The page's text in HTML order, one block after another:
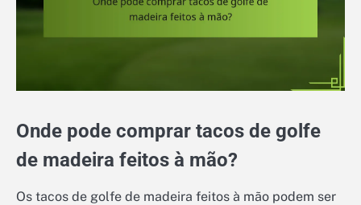
Onde pode comprar tacos de golfe
de madeira feitos à mão?
Os tacos de golfe de madeira feitos à mão podem ser